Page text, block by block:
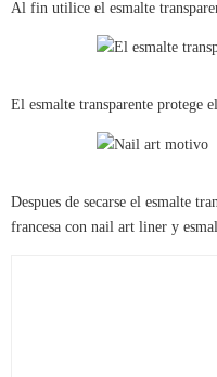
Al fin utilice el esmalte
El esmalte transparente protege
Despues de secarse el esmalte
francesa con nail art liner y